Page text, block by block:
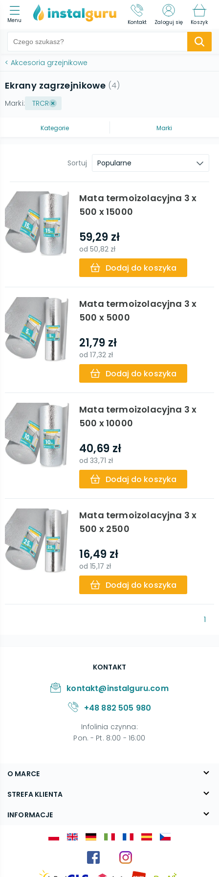
Menu Kontakt Zaloguj się Koszyk
< Akcesoria grzejnikowe
Ekrany zagrzejnikowe (4)
Marki: TRCR
Kategorie Marki
Sortuj Popularne
Mata termoizolacyjna 3 x
500 x 15000
59,29 zł
od50,82 zł
Dodaj do koszyka
Mata termoizolacyjna 3 x
500 x 5000
21,79 zł
od17,32 zł
Dodaj do koszyka
Mata termoizolacyjna 3 x
500 x 10000
40,69 zł
od33,71 zł
Dodaj do koszyka
Mata termoizolacyjna 3 x
500 x 2500
16,49 zł
od15,17 zł
Dodaj do koszyka
1
O MARCE
O nas
Blog
STREFA KLIENTA
FAQ
INFORMACJE
KONTAKT
kontakt@instalguru.com
+48 882 505 980
Infolinia czynna:
Pon. - Pt. 8:00 - 16:00